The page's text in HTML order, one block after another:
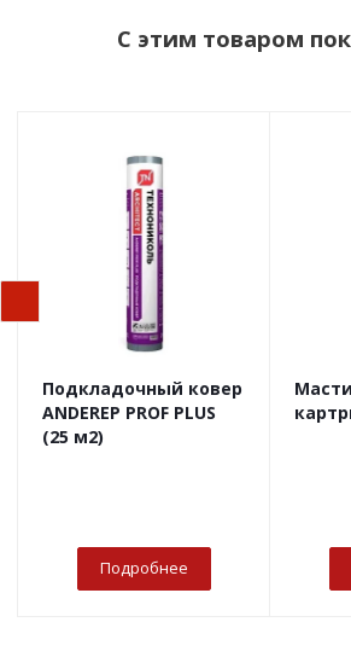
С этим товаром
Подкладочный ковер
ANDEREP PROF PLUS
(25 м2)
Подробнее